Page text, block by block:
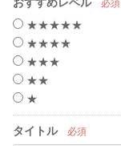
必須
★★★★★
★★★★
★★★
★★
★
タイトル 必須